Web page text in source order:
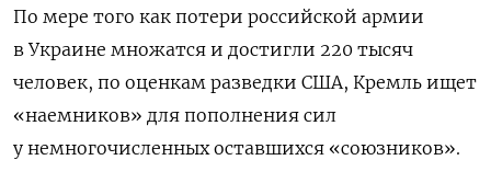
По мере того как потери российской армии
в Украине множатся и достигли 220 тысяч
человек, по оценкам разведки США, Кремль ищет
«наемников» для пополнения сил
у немногочисленных оставшихся «союзников».